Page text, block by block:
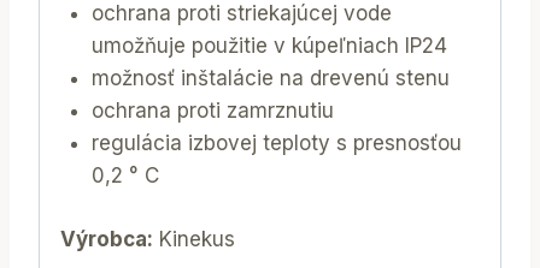
ochrana proti striekajúcej vode
umožňuje použitie v kúpeľniach IP24
možnosť inštalácie na drevenú stenu
ochrana proti zamrznutiu
regulácia izbovej teploty s presnosťou
0,2 ° C
Výrobca: Kinekus